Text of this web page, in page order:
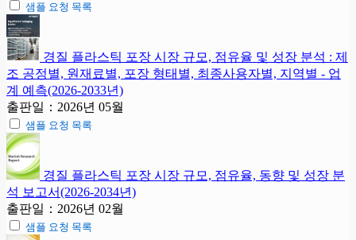
샘플 요청 목록
경질 플라스틱 포장 시장 규모, 점유율 및 성장 분석 : 제
조 공정별, 원재료별, 포장 형태별, 최종사용자별, 지역별 - 업
계 예측(2026-2033년)
출판일：2026년 05월
샘플 요청 목록
경질 플라스틱 포장 시장 규모, 점유율, 동향 및 성장 분
석 보고서(2026-2034년)
출판일：2026년 02월
샘플 요청 목록